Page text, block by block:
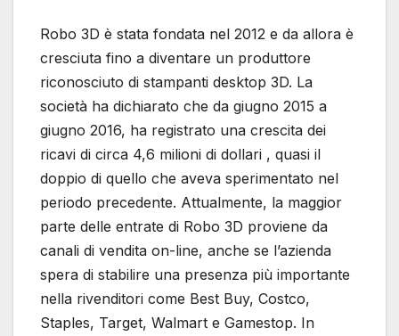
Robo 3D è stata fondata nel 2012 e da allora è
cresciuta fino a diventare un produttore
riconosciuto di stampanti desktop 3D. La
società ha dichiarato che da giugno 2015 a
giugno 2016, ha registrato una crescita dei
ricavi di circa 4,6 milioni di dollari , quasi il
doppio di quello che aveva sperimentato nel
periodo precedente. Attualmente, la maggior
parte delle entrate di Robo 3D proviene da
canali di vendita on-line, anche se l’azienda
spera di stabilire una presenza più importante
nella rivenditori come Best Buy, Costco,
Staples, Target, Walmart e Gamestop. In